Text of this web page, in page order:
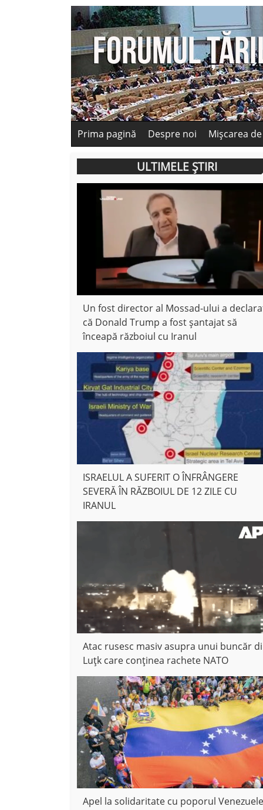
Prima pagină Despre noi Mișcarea
ULTIMELE ȘTIRI
Un fost director al Mossad-ului a
că Donald Trump a fost șantajat să
înceapă războiul cu Iranul
ISRAELUL A SUFERIT O ÎNFRÂNGERE
SEVERĂ ÎN RĂZBOIUL DE 12 ZILE CU
IRANUL
Atac rusesc masiv asupra unui buncăr
Luțk care conținea rachete NATO
Apel la solidaritate cu poporul